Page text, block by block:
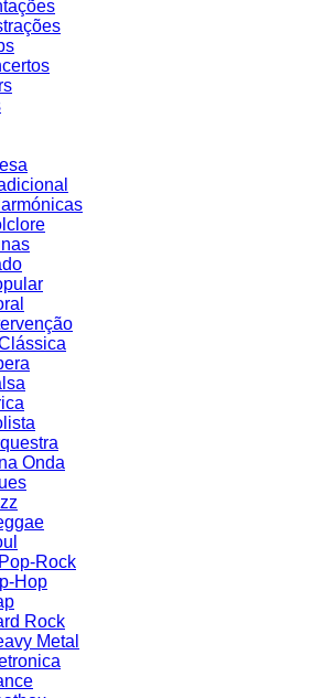
Onda
Rock
Hop
Rock
Metal